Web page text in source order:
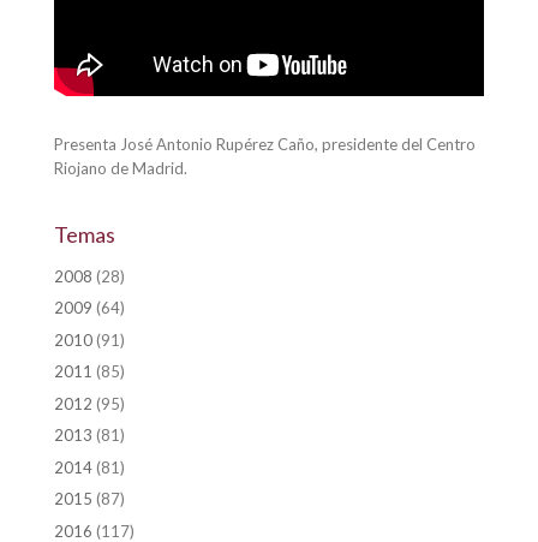
Presenta José Antonio Rupérez Caño, presidente del Centro
Riojano de Madrid.
Temas
2008 (28)
2009 (64)
2010(91)
2011 (85)
2012 (95)
2013 (81)
2014(81)
2015 (87)
2016 (117)